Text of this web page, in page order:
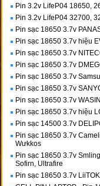
Pin 3.2v LifeP04 18650,
Pin 3.2v LifeP04 32700,
Pin sạc 18650 3.7v
Pin sạc 18650 3.7v hiệu
Pin sạc 18650 3.7v
Pin sạc 18650 3.7v
Pin sạc 18650 3.7v
Pin sạc 18650 3.7v
Pin sạc 18650 3.7v
Pin sạc 18650 3.7v hiệu
Pin sạc 14500 3.7v
Pin sạc 18650 3.7v
Wưkkos
Pin sạc 18650 3.7v
Sofirn, Ultrafire
Pin sạc 18650 3.7v